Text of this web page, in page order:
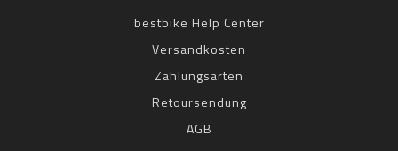
bestbike Help Center
Versandkosten
Zahlungsarten
Retoursendung
AGB